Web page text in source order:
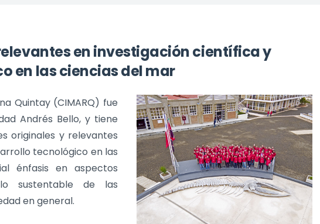
en investigación científica y
en las ciencias del mar
Quintay (CIMARQ) fue
Andrés Bello, y tiene
originales y relevantes
tecnológico en las
énfasis en aspectos
sustentable de las
en general.